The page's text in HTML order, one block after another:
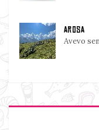
AROSA
Avevo